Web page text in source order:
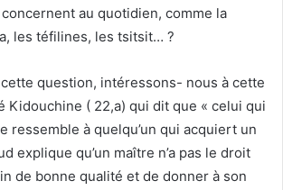
au quotidien, comme la
les téfilines, les tsitsit… ?
question, intéressons- nous à cette
Kidouchine ( 22,a) qui dit que « celui qui
ressemble à quelqu’un qui acquiert un
explique qu’un maître n’a pas le droit
de bonne qualité et de donner à son